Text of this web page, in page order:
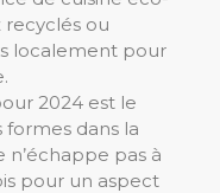
recyclés ou
localement pour
2024 est le
formes dans la
n’échappe pas à
pour un aspect